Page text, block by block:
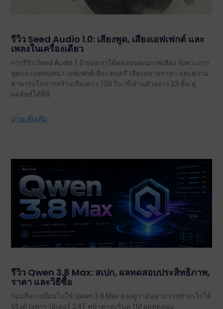
รีวิว Seed Audio 1.0: เสียงพูด, เสียงเอฟเฟกต์ และ
เพลงในเครื่องเดียว
การรีวิว Seed Audio 1.0 ของเราได้ทดสอบคุณภาพเสียง จังหวะการ
พูดและบทสนทนา เอฟเฟกต์เสียง ดนตรี เสียงหลายภาษา และความ
สามารถในการสร้างเสียงยาว 120 วินาที ผ่านตัวอย่าง 23 ชิ้น ดู
ผลลัพธ์ได้ที่นี่.
อ่านเพิ่มเติม
รีวิว Qwen 3.8 Max: สเปก, ผลทดสอบประสิทธิภาพ,
ราคา และวิธีซื้อ
ก่อนที่จะเปลี่ยนไปใช้ Qwen 3.8 Max ลองดูว่ามันสามารถทำอะไรได้
จริงด้วยพารามิเตอร์ 2.4T หน้าต่างบริบท 1M ผลทดสอบ